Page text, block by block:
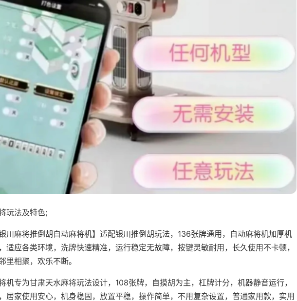
玩法及特色;
银川麻将推倒胡自动麻将机】适配银川推倒胡玩法，136张牌通用，自动麻将机加厚机
适应各类环境，洗牌快速精准，运行稳定无故障，按键灵敏耐用，长久使用不卡顿，
里相聚，欢乐不断。
机专为甘肃天水麻将玩法设计，108张牌，自摸胡为主，杠牌计分，机器静音运行，
居家使用安心，机身稳固，放置平稳，操作简单，不用复杂设置，普通家用款，实用